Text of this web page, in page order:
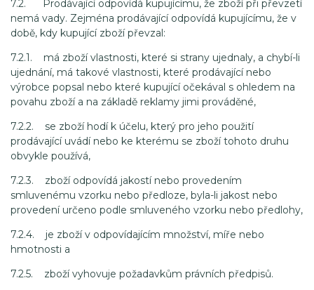
7.2. Prodávající odpovídá kupujícímu, že zboží při převzetí
nemá vady. Zejména prodávající odpovídá kupujícímu, že v
době, kdy kupující zboží převzal:
7.2.1. má zboží vlastnosti, které si strany ujednaly, a chybí-li
ujednání, má takové vlastnosti, které prodávající nebo
výrobce popsal nebo které kupující očekával s ohledem na
povahu zboží a na základě reklamy jimi prováděné,
7.2.2. se zboží hodí k účelu, který pro jeho použití
prodávající uvádí nebo ke kterému se zboží tohoto druhu
obvykle používá,
7.2.3. zboží odpovídá jakostí nebo provedením
smluvenému vzorku nebo předloze, byla-li jakost nebo
provedení určeno podle smluveného vzorku nebo předlohy,
7.2.4. je zboží v odpovídajícím množství, míře nebo
hmotnosti a
7.2.5. zboží vyhovuje požadavkům právních předpisů.